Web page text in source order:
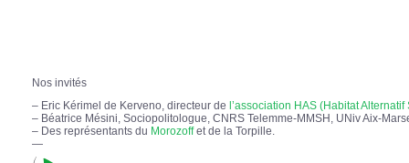
Nos invités
– Eric Kérimel de Kerveno, directeur de l’association HAS (Habitat Alternatif
– Béatrice Mésini, Sociopolitologue, CNRS Telemme-MMSH, UNiv Aix-
– Des représentants du Morozoffet de la Torpille.
—